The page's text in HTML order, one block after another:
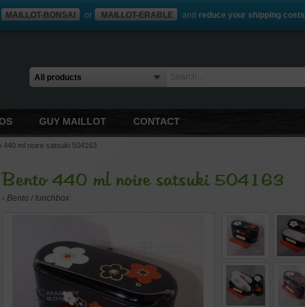
MAILLOT-BONSAI or MAILLOT-ERABLE and reduce your shipping costs
GUY MAILLOT CONTACT
440 ml noire satsuki 504163
Bento 440 ml noire satsuki 504163
› Bento / lunchbox